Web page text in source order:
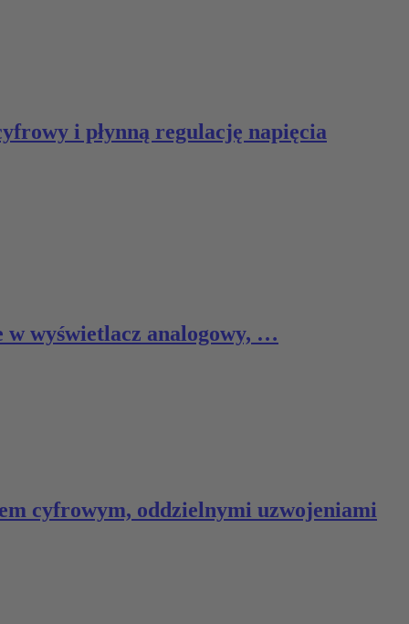
i płynną regulację napięcia
wyświetlacz analogowy, …
cyfrowym, oddzielnymi uzwojeniami